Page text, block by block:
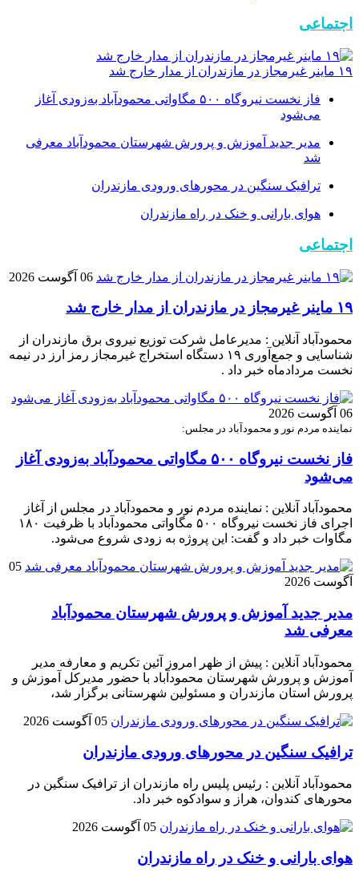
اجتماعی
۱۹ ماینر غیرمجاز در مازندران از مدار خارج شد
فاز نخست نیروگاه ۵۰۰ مگاواتی محمودآباد به‌زودی آغاز
می‌شود
مدیر جدید آموزش و پرورش شهرستان محمودآباد معرفی
شد
ترافیک سنگین در محور‌های ورودی مازندران
هوای بارانی و خنک در راه مازندران
اجتماعی
06 آگوست 2026
۱۹ ماینر غیرمجاز در مازندران از مدار خارج شد
محمودآباد آنلاین : مدیرعامل شرکت توزیع نیروی برق مازندران از
شناسایی و جمع‌آوری ۱۹ دستگاه استخراج غیرمجاز رمز ارز در نیمه
نخست مردادماه خبر داد .
06 آگوست 2026
نماینده مردم نور و محمودآباد در مجلس:
فاز نخست نیروگاه ۵۰۰ مگاواتی محمودآباد به‌زودی آغاز
می‌شود
محمودآباد آنلاین : نماینده مردم نور و محمودآباد در مجلس از آغاز
اجرای فاز نخست نیروگاه ۵۰۰ مگاواتی محمودآباد با ظرفیت ۱۸۰
مگاوات خبر داد و گفت: این پروژه به زودی شروع می‌شود.
05
آگوست 2026
مدیر جدید آموزش و پرورش شهرستان محمودآباد
معرفی شد
محمودآباد آنلاین : پیش از ظهر امروز آئین تکریم و معارفه مدیر
آموزش و پرورش شهرستان محمودآباد با حضور مدیرکل آموزش و
پرورش استان مازندران و مسئولین شهرستانی برگزار شد،
05 آگوست 2026
ترافیک سنگین در محور‌های ورودی مازندران
محمودآباد آنلاین : رئیس پلیس راه مازندران از ترافیک سنگین در
محور‌های کندوان، هراز و سوادکوه خبر داد.
05 آگوست 2026
هوای بارانی و خنک در راه مازندران